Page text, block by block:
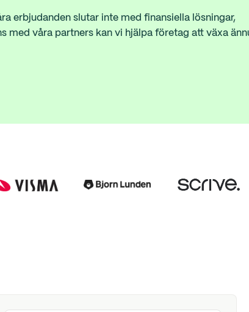
erbjudanden slutar inte med finansiella lösningar,
med våra partners kan vi hjälpa företag att växa